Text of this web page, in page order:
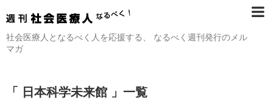
社会医療人となるべく人を応援する、 なるべく週刊発行のメル
マガ
「 日本科学未来館 」一覧